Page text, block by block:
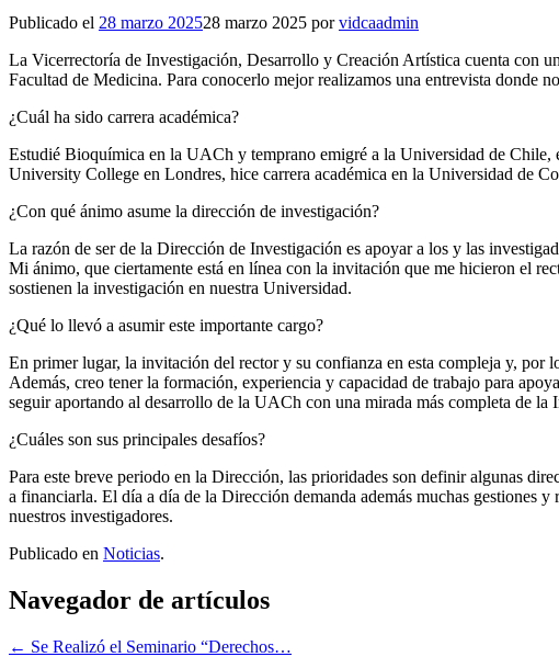
Publicado el 28 marzo 202528 marzo 2025 porvidcaadmin
La Vicerrectoría de Investigación, Desarrollo y Creación Artística cuenta con
Facultad de Medicina. Para conocerlo mejor realizamos una entrevista donde
¿Cuál ha sido carrera académica?
Estudié Bioquímica en la UACh y temprano emigré a la Universidad de Chile,
University College en Londres, hice carrera académica en la Universidad de
¿Con qué ánimo asume la dirección de investigación?
La razón de ser de la Dirección de Investigación es apoyar a los y las
Mi ánimo, que ciertamente está en línea con la invitación que me hicieron el
sostienen la investigación en nuestra Universidad.
¿Qué lo llevó a asumir este importante cargo?
En primer lugar, la invitación del rector y su confianza en esta compleja y, por
Además, creo tener la formación, experiencia y capacidad de trabajo para
seguir aportando al desarrollo de la UACh con una mirada más completa de la
¿Cuáles son sus principales desafíos?
Para este breve periodo en la Dirección, las prioridades son definir algunas
a financiarla. El día a día de la Dirección demanda además muchas gestiones
nuestros investigadores.
Publicado en Noticias.
Navegador de artículos
← Se Realizó el Seminario “Derechos…